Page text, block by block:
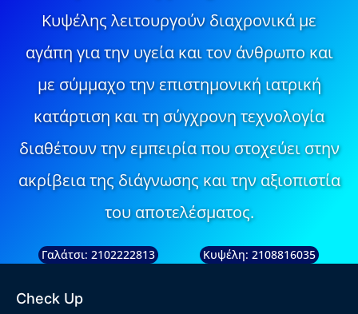
Κυψέλης λειτουργούν διαχρονικά με
αγάπη για την υγεία και τον άνθρωπο και
με σύμμαχο την επιστημονική ιατρική
κατάρτιση και τη σύγχρονη τεχνολογία
διαθέτουν την εμπειρία που στοχεύει στην
ακρίβεια της διάγνωσης και την αξιοπιστία
του αποτελέσματος.
Γαλάτσι: 2102222813 Κυψέλη: 2108816035
Check Up